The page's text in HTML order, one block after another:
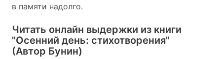
в памяти надолго.
Читать онлайн выдержки из книги
"Осенний день: стихотворения"
(Автор Бунин)